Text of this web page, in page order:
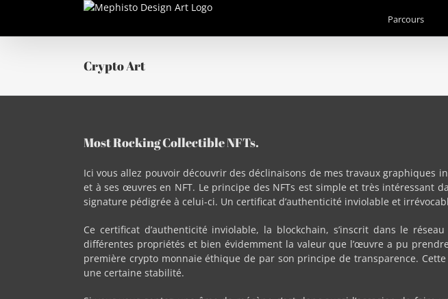
contenu
Parcours
Crypto Art
Most Rocking Collectible NFTs.
Ici vous allez pouvoir découvrir des déclinaisons de mes travaux
et à ses œuvres en NFT. Le principe des NFTs est simple et très intéressant
signature pédigrée à celui-ci. Un certificat d’authenticité inviolable et
Ce certificat d’authenticité inviolable, la blockchain, s’inscrit dans le
différentes propriétés et bien évidemment la valeur que l’œuvre a pu
première crypto monnaie éthique de par son principe de transparence.
une certaine stabilité.